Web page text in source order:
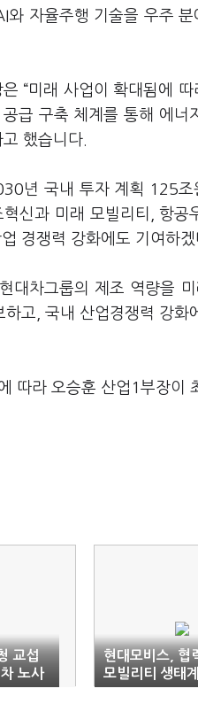
자율주행 기술을 우주
“미래 사업이 확대됨에 따
급 구축 체계를 통해 에너
했습니다.
년 국내 투자 계획 125조
신과 미래 모빌리티, 항공
경쟁력 강화에도 기여하겠
대차그룹의 제조 역량을
고, 국내 산업경쟁력 강화
따라 오승훈 산업1부장이
교섭
노사
현대모비스, 협
모빌리티 생태
성 상생